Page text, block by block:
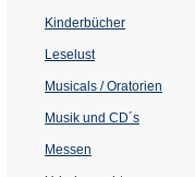
Kinderbücher
Leselust
Musicals / Oratorien
Musik und CD´s
Messen